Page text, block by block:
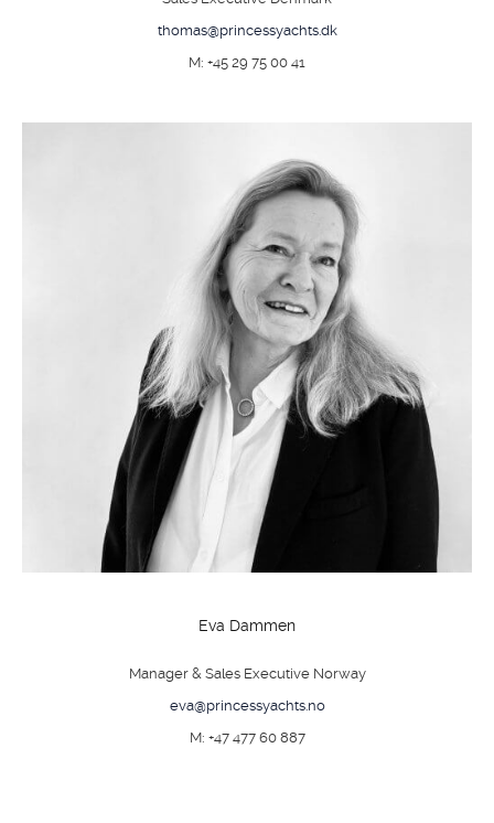
thomas@princessyachts.dk
M: +45 29 75 00 41
Eva Dammen
Manager & Sales Executive Norway
eva@princessyachts.no
M: +47 477 60 887